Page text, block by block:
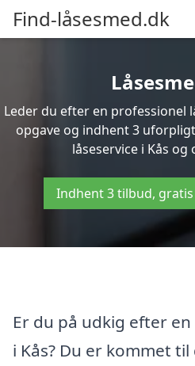
Find-låsesmed.dk
Leder du efter en professionel
opgave og indhent 3
låseservice i Kås og
Indhent 3 tilbud,
Er du på udkig efter
i Kås? Du er kommet